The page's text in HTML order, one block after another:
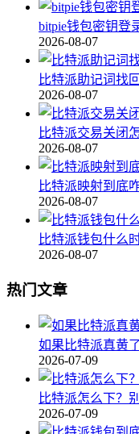
bitpie钱包密钥登
2026-08-07
比特派助记词找
2026-08-07
比特派交易关闭
2026-08-07
比特派映射到底
2026-08-07
比特派钱包什么
2026-08-07
热门文章
如果比特派真黄
2026-07-09
比特派怎么下？
2026-07-09